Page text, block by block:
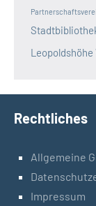
Leopoldshöhe
Rechtliches
Allgemeine
Impressum